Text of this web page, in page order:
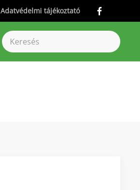
Adatvédelmi tájékoztató